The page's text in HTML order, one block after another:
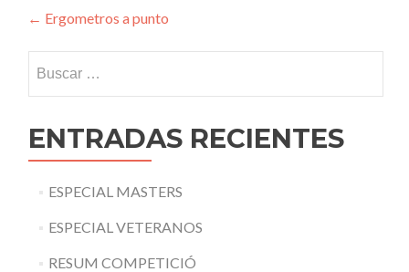
Navegación
de
entradas
← Ergometros a punto
ENTRADAS RECIENTES
ESPECIAL MASTERS
ESPECIAL VETERANOS
RESUM COMPETICIÓ